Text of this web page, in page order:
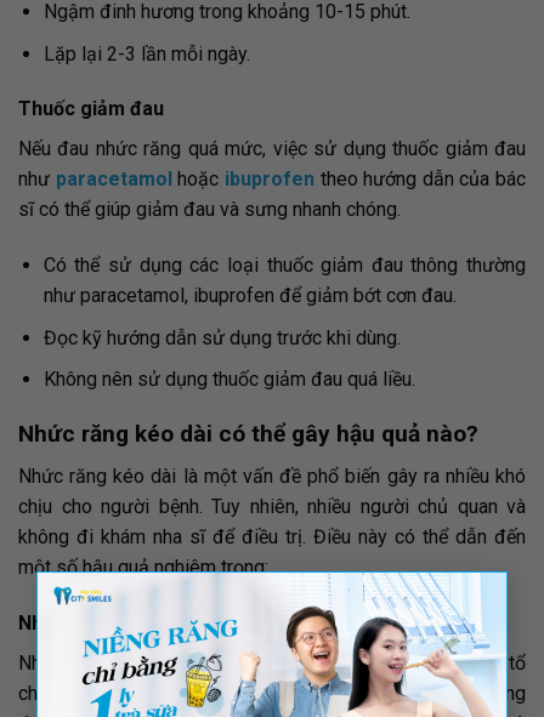
×
Ngậm đinh hương trong khoảng 10-15 phút.
Lặp lại 2-3 lần mỗi ngày.
Thuốc giảm đau
Nếu đau nhức răng quá mức, việc sử dụng thuốc giảm đau
như paracetamol hoặc ibuprofentheo hướng dẫn của bác
sĩ có thể giúp giảm đau và sưng nhanh chóng.
Có thể sử dụng các loại thuốc giảm đau thông thường
như paracetamol, ibuprofen để giảm bớt cơn đau.
Đọc kỹ hướng dẫn sử dụng trước khi dùng.
Không nên sử dụng thuốc giảm đau quá liều.
Nhức răng kéo dài có thể gây hậu quả nào?
Nhức răng kéo dài là một vấn đề phổ biến gây ra nhiều khó
chịu cho người bệnh. Tuy nhiên, nhiều người chủ quan và
không đi khám nha sĩ để điều trị. Điều này có thể dẫn đến
một số hậu quả nghiêm trọng:
Nhiễm trùng
Những vùng răng bị nhức kéo dài có thể dễ dàng trở thành tổ
chức mà vi khuẩn phát triển, gây ra nhiễm trùng nếu không